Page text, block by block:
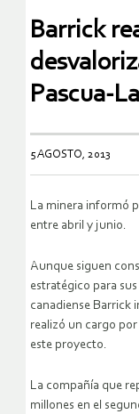
Barrick
Pascua-
5 AGOSTO, 2013
La minera informó
entre abril y junio.
Aunque siguen
estratégico para
canadiense Barrick
realizó un cargo
este proyecto.
La compañía que
millones en el